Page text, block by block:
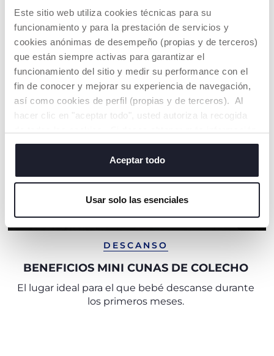
Este sitio web utiliza cookies técnicas para su
funcionamiento y para la prestación de servicios y
cookies anónimas de desempeño (propias y de terceros)
que están siempre activas para garantizar el
funcionamiento del sitio y medir su performance con el
fin de conocer y mejorar su experiencia de navegación,
así como cookies de perfil (propias y de terceros). Al
hacer clic en "aceptar todo", usted autoriza la recogida
o cambiar o revocar el consentimiento de todas o
algunas cookies, haga clic en "mostrar detalles". Al
cerrar este banner, usted consiente en utilizar
servicio solicitado.
Aceptar todo
Usar solo las esenciales
NUESTRO CONSEJOS
DESCANSO
BENEFICIOS MINI CUNAS DE COLECHO
El lugar ideal para el que bebé descanse durante
los primeros meses.